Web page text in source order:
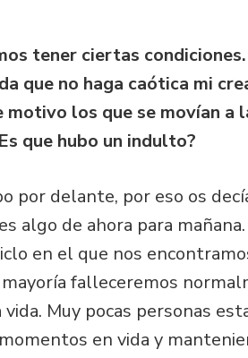
tener ciertas
que no haga caótica mi
los que se movían a
que hubo un indulto?
por delante, por eso os
algo de ahora para
en el que nos
falleceremos
Muy pocas personas
en vida y